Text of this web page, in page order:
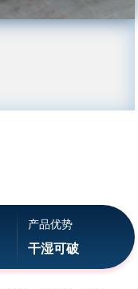
产品优势
干湿可破